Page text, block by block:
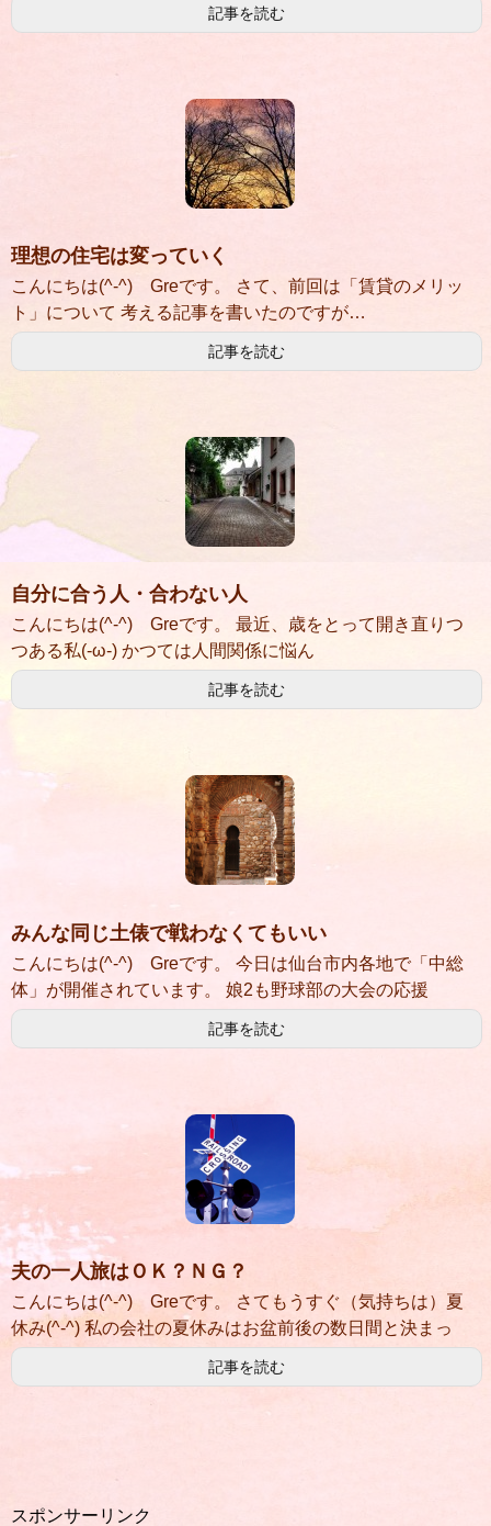
記事を読む
理想の住宅は変っていく
こんにちは(^-^) Greです。 さて、前回は「賃貸のメリッ
ト」について 考える記事を書いたのですが…
記事を読む
自分に合う人・合わない人
こんにちは(^-^) Greです。 最近、歳をとって開き直りつ
つある私(-ω-) かつては人間関係に悩ん
記事を読む
みんな同じ土俵で戦わなくてもいい
こんにちは(^-^) Greです。 今日は仙台市内各地で「中総
体」が開催されています。 娘2も野球部の大会の応援
記事を読む
夫の一人旅はＯＫ？ＮＧ？
こんにちは(^-^) Greです。 さてもうすぐ（気持ちは）夏
休み(^-^) 私の会社の夏休みはお盆前後の数日間と決まっ
記事を読む
スポンサーリンク